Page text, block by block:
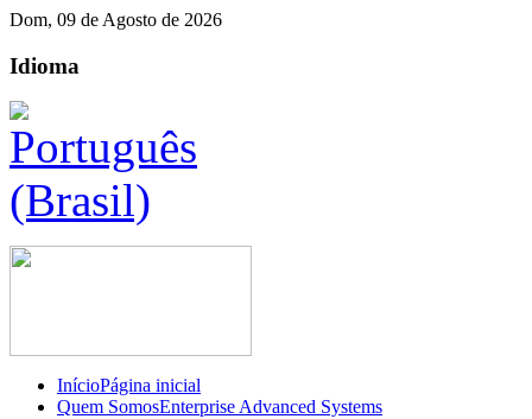
Dom, 09 de Agosto de 2026
Idioma
InícioPágina inicial
Quem SomosEnterprise Advanced Systems